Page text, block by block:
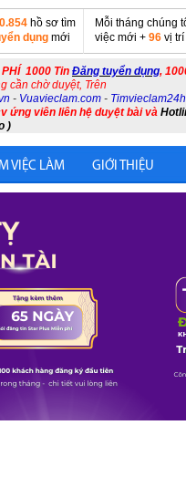
hồ sơ tìm
dụng mới
Mỗi tháng chúng
việc mới + 96 vị
1000 Tin Đăng tuyển dụng,
cần chờ duyệt, Trên
- Vuavieclam.com -
ứng viên liên hệ duyệt bài và
)
VIỆC LÀM GIỚI THIỆU